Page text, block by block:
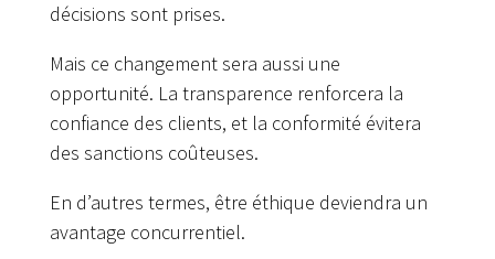
décisions sont prises.
Mais ce changement sera aussi une
opportunité. La transparence renforcera la
confiance des clients, et la conformité évitera
des sanctions coûteuses.
En d’autres termes, être éthique deviendra un
avantage concurrentiel.